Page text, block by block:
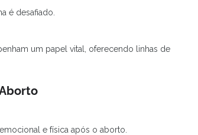
é desafiado.
um papel vital, oferecendo linhas de
e física após o aborto.